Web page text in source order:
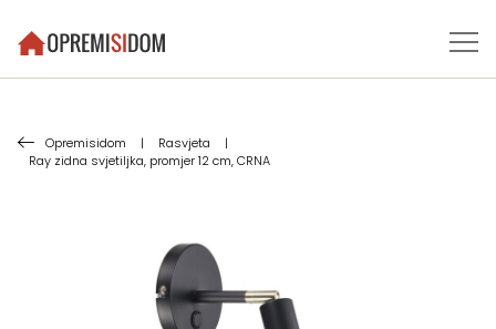
Opremisidom | Rasvjeta
|
Ray zidna svjetiljka, promjer 12 cm, CRNA